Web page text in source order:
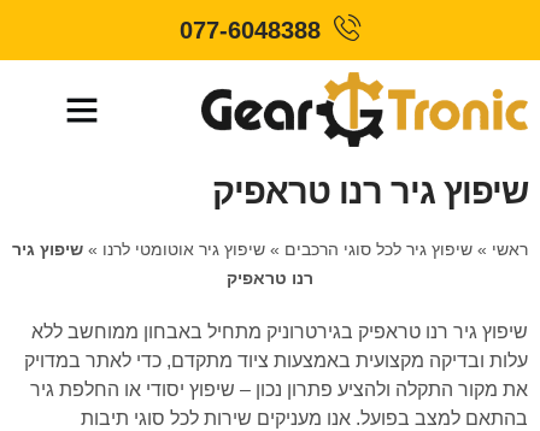
077-6048388
שיפוץ גיר רנו טראפיק
ראשי » שיפוץ גיר לכל סוגי הרכבים » שיפוץ גיר אוטומטי לרנו » שיפוץ גיר
רנו טראפיק
שיפוץ גיר רנו טראפיק בגירטרוניק מתחיל באבחון ממוחשב ללא
עלות ובדיקה מקצועית באמצעות ציוד מתקדם, כדי לאתר במדויק
את מקור התקלה ולהציע פתרון נכון – שיפוץ יסודי או החלפת גיר
בהתאם למצב בפועל. אנו מעניקים שירות לכל סוגי תיבות